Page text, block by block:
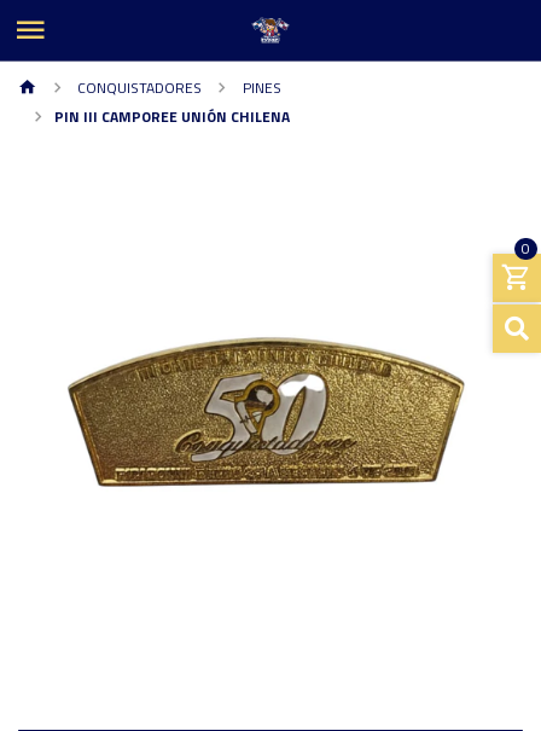
0
CONQUISTADORES
PINES
PIN III CAMPOREE UNIÓN CHILENA